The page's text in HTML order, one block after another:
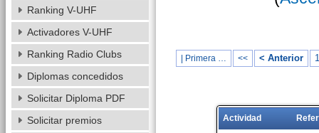
| Primera … << < Anterior
Actividad
Ranking V-UHF
Activadores V-UHF
Ranking Radio Clubs
Diplomas concedidos
Solicitar Diploma PDF
Solicitar premios